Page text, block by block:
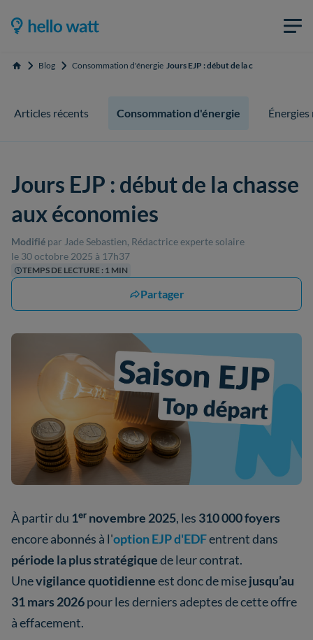
Accueil Blog Consommation d'énergie Jours EJP : début de la chasse aux
Articles récents Consommation d'énergie
Jours EJP : début de la chasse
aux économies
Modifié par Jade Sebastien, Rédactrice experte solaire
le 30 octobre 2025 à 17h37
TEMPS DE LECTURE : 1 MIN
Partager
À partir du 1ᵉʳ novembre 2025, les 310 000 foyers
encore abonnés à l'option EJP d'EDFentrent dans
période la plus stratégiquede leur contrat.
Unevigilance quotidienneest donc de misejusqu’au
31 mars 2026pour les derniers adeptes de cette offre
à effacement.